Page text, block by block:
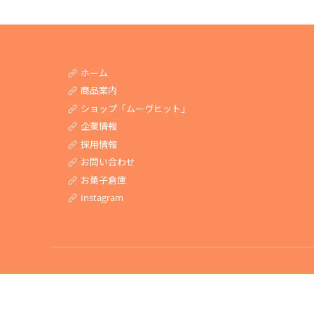
ホーム
商品案内
ショップ「ムーヴヒット」
企業情報
採用情報
お問い合わせ
お菓子倉庫
Instagram